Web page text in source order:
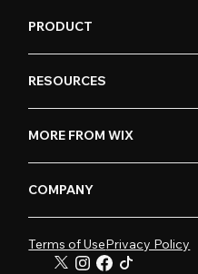
PRODUCT
RESOURCES
MORE FROM WIX
COMPANY
Terms of UsePrivacy Policy